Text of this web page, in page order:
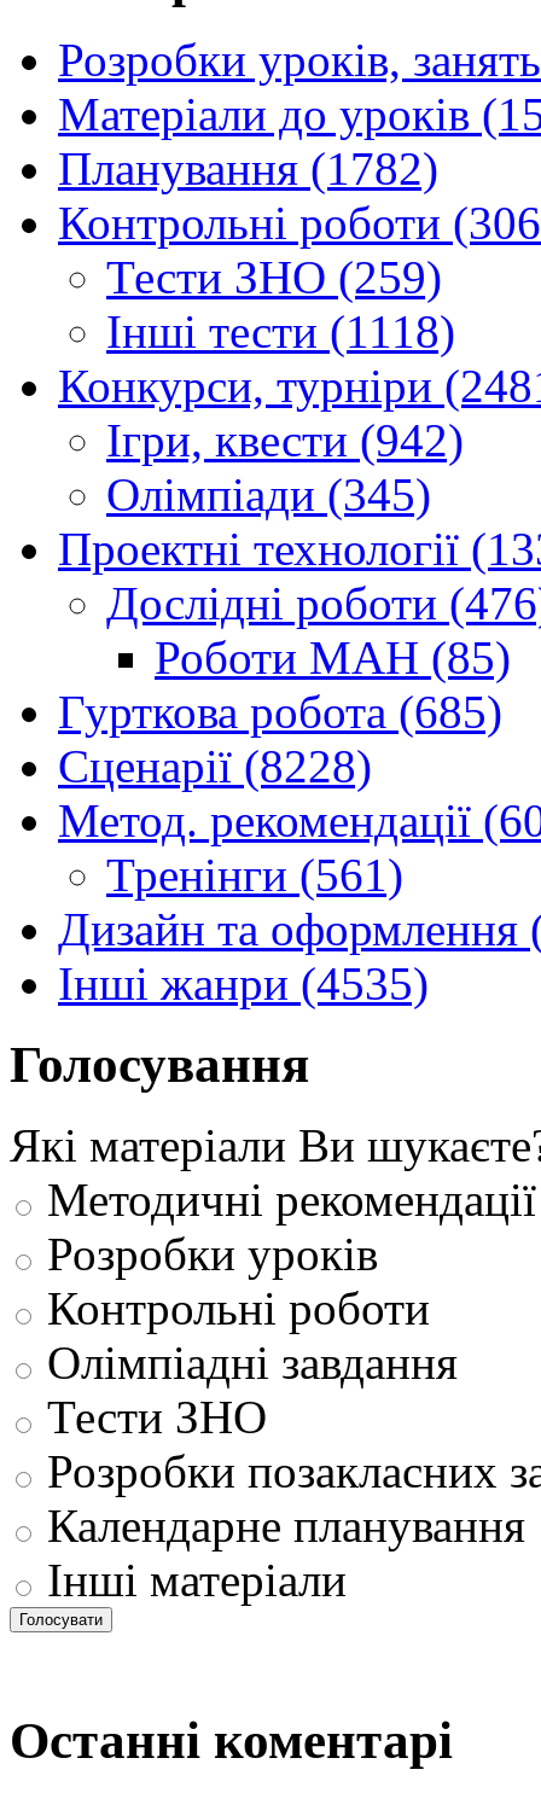
Розробки уроків,
Матеріали до уроків
Планування (1782)
Контрольні роботи
Тести ЗНО (259)
Інші тести (1118)
Конкурси, турніри
Ігри, квести (942)
Олімпіади (345)
Проектні технології
Дослідні роботи
Роботи МАН (85)
Гурткова робота (685)
Сценарії (8228)
Метод. рекомендації
Тренінги (561)
Дизайн та оформлення
Інші жанри (4535)
Голосування
Які матеріали Ви
Методичні рекомендації
Розробки уроків
Контрольні роботи
Олімпіадні завдання
Тести ЗНО
Розробки позакласних
Календарне планування
Інші матеріали
Останні коментарі